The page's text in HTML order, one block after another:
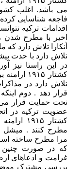
فاجعه شناسایی
اقدامات ترکیه
اخیر با مطرح شدن
آنکارا تلاش دارد که
در این راستا نیز
کشتار
تلاش دارد در
قرار دهد . دوم
تحت حمایت قرار می
عضویت ترکیه در
کشتار
مطرح کنند . میشل
مرا مطرح ساخته
که در صورت چنین
غرامت و ادعاهای
بررسی مشترک